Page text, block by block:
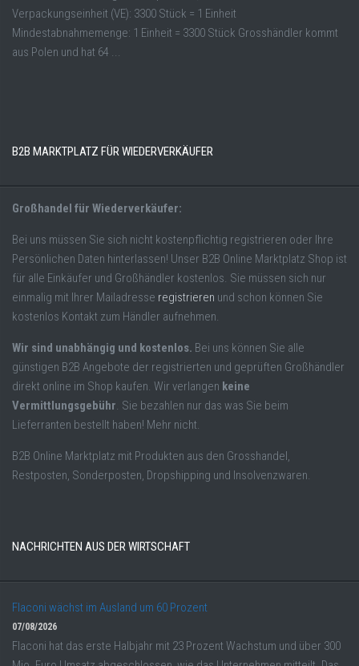
Verpackungseinheit (VE): 3300 Stück = 1 Einheit
Mindestabnahmemenge: 1 Einheit = 3300 Stück Grosshändler kommt
aus Polen und hat 64 ...
B2B MARKTPLATZ FÜR WIEDERVERKÄUFER
Großhandel für Wiederverkäufer:
Bei uns müssen Sie sich nicht kostenpflichtig registrieren oder Ihre
Persönlichen Daten hinterlassen! Unser B2B Online Marktplatz Shop ist
für alle Einkäufer und Großhändler kostenlos. Sie müssen sich nur
einmalig mit Ihrer Mailadresse registrieren und schon können Sie
kostenlos Kontakt zum Händler aufnehmen.
Wir sind unabhängig und kostenlos. Bei uns können Sie alle
günstigen B2B Angebote der registrierten und geprüften Großhändler
direkt online im Shop kaufen. Wir verlangen keine
Vermittlungsgebühr. Sie bezahlen nur das was Sie beim
Lieferranten bestellt haben! Mehr nicht.
B2B Online Marktplatz mit Produkten aus den Grosshandel,
Restposten, Sonderposten, Dropshipping und Insolvenzwaren.
NACHRICHTEN AUS DER WIRTSCHAFT
Flaconi wächst im Ausland um 60 Prozent
07/08/2026
Flaconi hat das erste Halbjahr mit 23 Prozent Wachstum und über 300